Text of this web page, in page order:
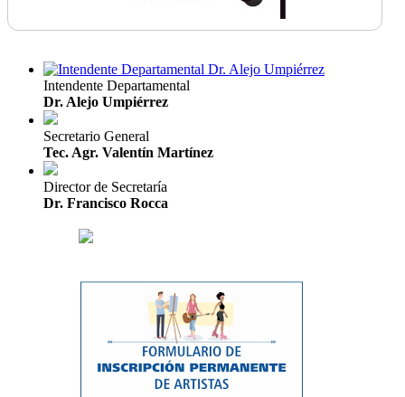
Intendente Departamental
Dr. Alejo Umpiérrez
Secretario General
Tec. Agr. Valentín Martínez
Director de Secretaría
Dr. Francisco Rocca